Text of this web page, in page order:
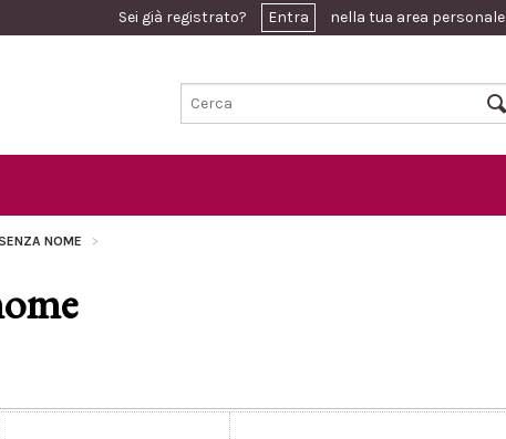
Sei già registrato? Entra nella tua area personale
NOME